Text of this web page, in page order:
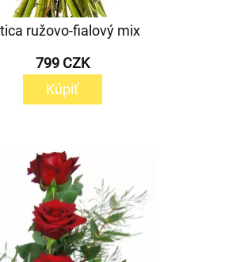
ružovo-fialový mix
799 CZK
Kúpiť